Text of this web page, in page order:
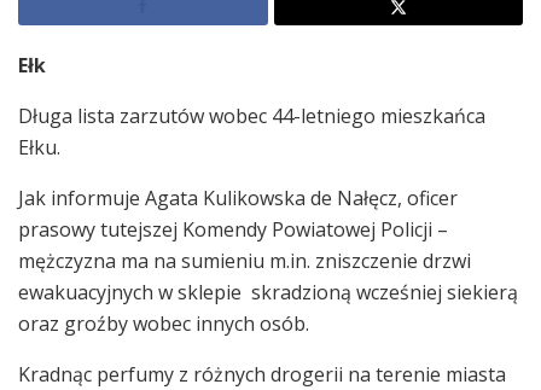
Ełk
Długa lista zarzutów wobec 44-letniego mieszkańca
Ełku.
Jak informuje Agata Kulikowska de Nałęcz, oficer
prasowy tutejszej Komendy Powiatowej Policji –
mężczyzna ma na sumieniu m.in. zniszczenie drzwi
ewakuacyjnych w sklepie skradzioną wcześniej siekierą
oraz groźby wobec innych osób.
Kradnąc perfumy z różnych drogerii na terenie miasta